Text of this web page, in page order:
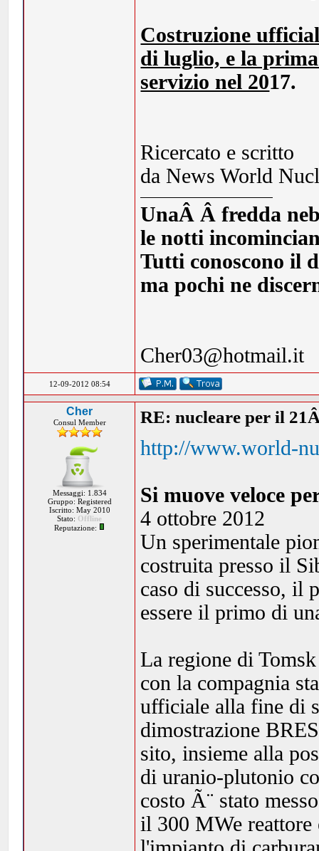
Costruzione
di luglio, e la
servizio nel 2017.
Ricercato e scritto
da News World
UnaÂ Â fredda
le notti
Tutti conoscono il
ma pochi ne
Cher03@hotmail.it
12-09-2012 08:54
Cher
Consul Member
Messaggi: 1.834
Gruppo: Registered
Iscritto: May 2010
Stato: Offline
Reputazione:
RE: nucleare per il
http://www.world-
Si muove veloce
4 ottobre 2012
Un sperimentale
costruita presso il
caso di successo, il
essere il primo di
La regione di
con la compagnia
ufficiale alla fine di
dimostrazione
sito, insieme alla
di uranio-plutonio
costo Ã¨ stato
il 300 MWe